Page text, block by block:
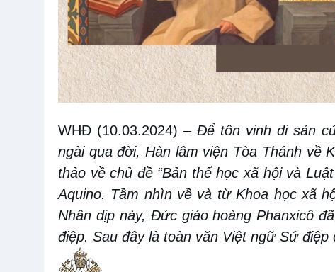
WHĐ (10.03.2024) – Để tôn vinh di sản
ngài qua đời,Hàn lâm viện Tòa Thánh về
thảo về chủ đề “Bản thể học xã hội và
Aquino. Tầm nhìn về và từ Khoa học xã
Nhân dịp này, Đức giáo hoàng Phanxicô
điệp. Sau đây là toàn văn Việt ngữ Sứ